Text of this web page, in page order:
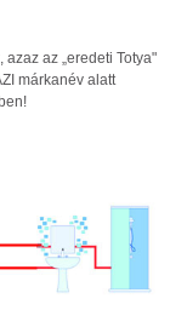
az „eredeti Totya"
márkanév alatt